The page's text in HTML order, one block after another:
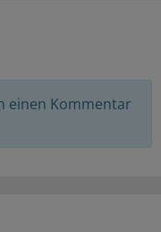
einen Kommentar